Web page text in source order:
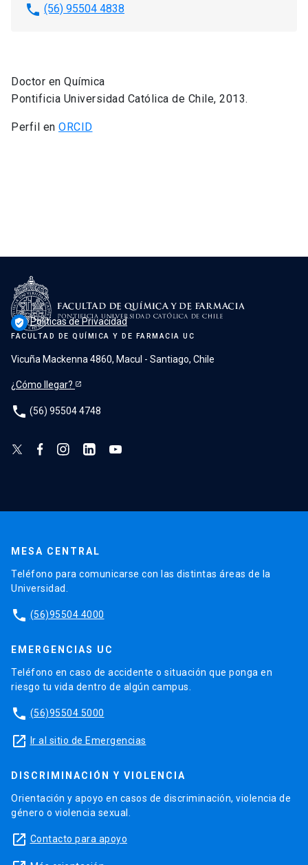
phone (56) 95504 4838
Doctor en Química
Pontificia Universidad Católica de Chile, 2013.
Perfil en ORCID
verified_user Políticas de Privacidad
FACULTAD DE QUÍMICA Y DE FARMACIA UC
Vicuña Mackenna 4860, Macul - Santiago, Chile
¿Cómo llegar?
phone (56) 95504 4748
MESA CENTRAL
Teléfono para comunicarse con las distintas áreas de la
Universidad.
phone (56)95504 4000
EMERGENCIAS UC
Teléfono en caso de accidente o situación que ponga en
riesgo tu vida dentro de algún campus.
phone (56)95504 5000
launch Ir al sitio de Emergencias
DISCRIMINACIÓN Y VIOLENCIA
Orientación y apoyo en casos de discriminación, violencia de
género o violencia sexual.
launch Contacto para apoyo